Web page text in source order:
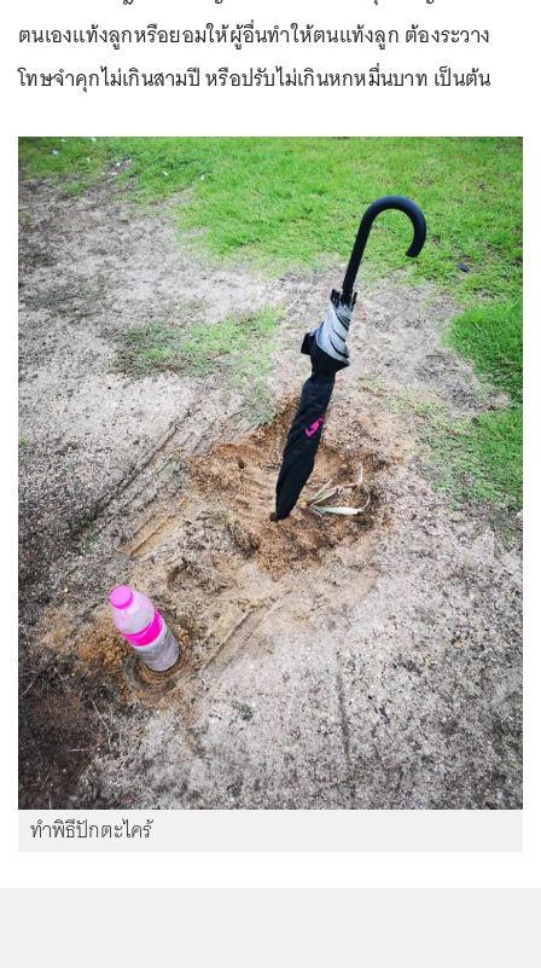
ตนเองแท้งลูกหรือยอมให้ผู้อื่นทำให้ตนแท้งลูก ต้องระวาง
โทษจำคุกไม่เกินสามปี หรือปรับไม่เกินหกหมื่นบาท เป็นต้น
ทำพิธีปักตะไคร้